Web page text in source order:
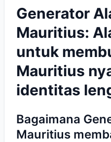
Generator
Mauritius:
untuk
Mauritius
identitas
Bagaimana
Mauritius